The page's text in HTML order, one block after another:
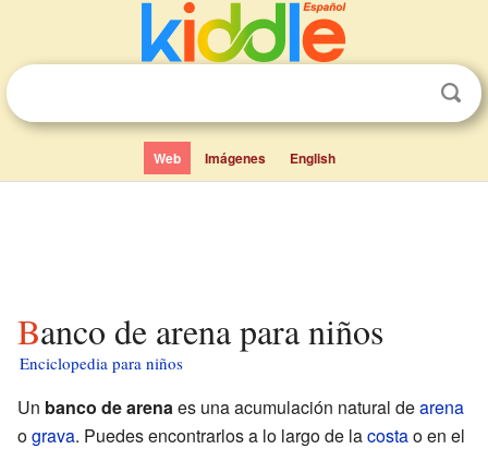
Web Imágenes English
Banco de arena para niños
Enciclopedia para niños
Un banco de arenaes una acumulación natural dearena
ograva. Puedes encontrarlos a lo largo de lacostao en el